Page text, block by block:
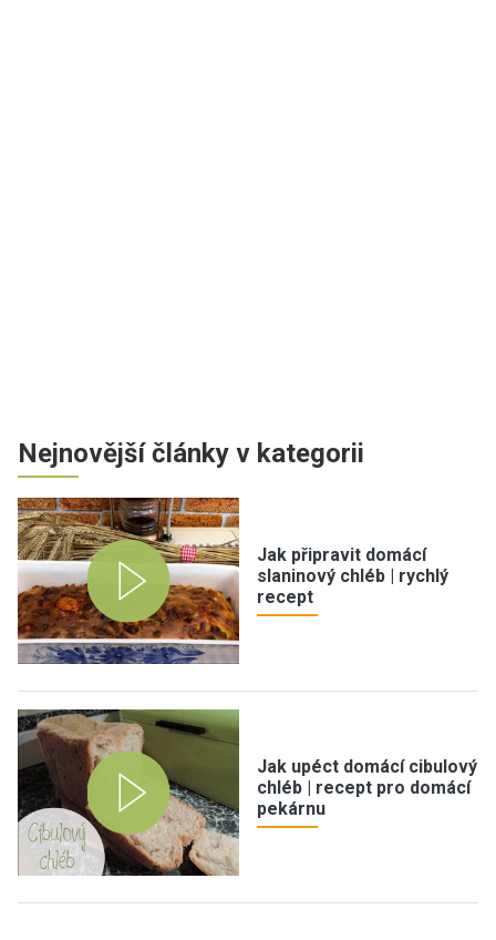
Nejnovější články v kategorii
Jak připravit domácí
slaninový chléb | rychlý
recept
Jak upéct domácí cibulový
chléb | recept pro domácí
pekárnu